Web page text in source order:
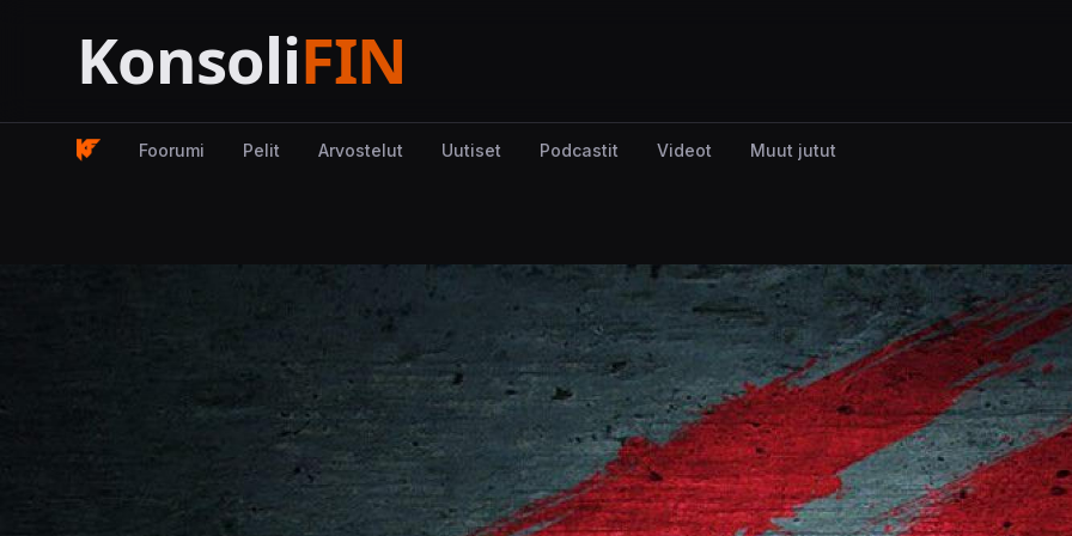
Foorumi Pelit Arvostelut Uutiset Podcastit Videot Muut jutut